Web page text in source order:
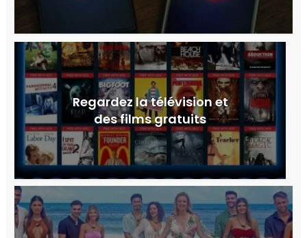
Regardez la télévision et
des films gratuits